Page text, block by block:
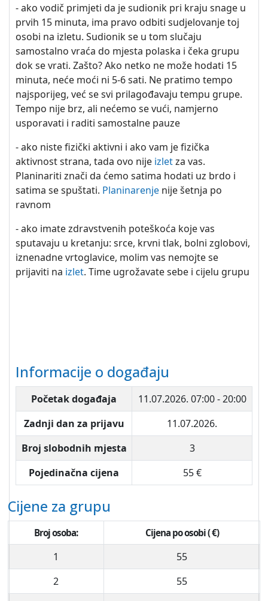
- ako vodič primjeti da je sudionik pri kraju snage u
prvih 15 minuta, ima pravo odbiti sudjelovanje toj
osobi na izletu. Sudionik se u tom slučaju
samostalno vraća do mjesta polaska i čeka grupu
dok se vrati. Zašto? Ako netko ne može hodati 15
minuta, neće moći ni 5-6 sati. Ne pratimo tempo
najsporijeg, već se svi prilagođavaju tempu grupe.
Tempo nije brz, ali nećemo se vući, namjerno
usporavati i raditi samostalne pauze
- ako niste fizički aktivni i ako vam je fizička
aktivnost strana, tada ovo nije izletza vas.
Planinariti znači da ćemo satima hodati uz brdo i
satima se spuštati. Planinarenje nije šetnja po
ravnom
- ako imate zdravstvenih poteškoća koje vas
sputavaju u kretanju: srce, krvni tlak, bolni zglobovi,
iznenadne vrtoglavice, molim vas nemojte se
prijaviti na izlet. Time ugrožavate sebe i cijelu grupu
Informacije o događaju
Početak događaja 11.07.2026. 07:00 - 20:00
Zadnji dan za prijavu
11.07.2026.
Broj slobodnih mjesta
3
Pojedinačna cijena
55 €
Cijene za grupu
Broj osoba: Cijena po osobi ( €)
1
55
2
55